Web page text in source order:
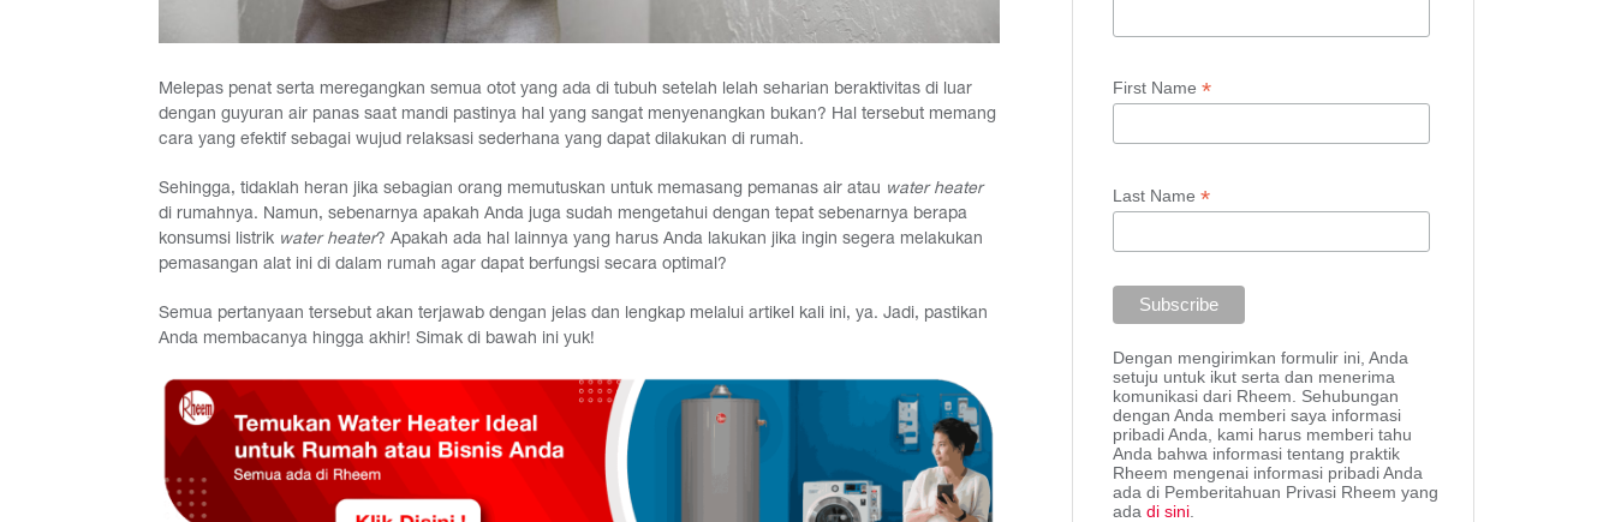
Melepas penat serta meregangkan semua otot yang ada di tubuh setelah lelah seharian beraktivitas di luar
dengan guyuran air panas saat mandi pastinya hal yang sangat menyenangkan bukan? Hal tersebut memang
cara yang efektif sebagai wujud relaksasi sederhana yang dapat dilakukan di rumah.
Sehingga, tidaklah heran jika sebagian orang memutuskan untuk memasang pemanas air atau water heater
di rumahnya. Namun, sebenarnya apakah Anda juga sudah mengetahui dengan tepat sebenarnya berapa
konsumsi listrik water heater? Apakah ada hal lainnya yang harus Anda lakukan jika ingin segera melakukan
pemasangan alat ini di dalam rumah agar dapat berfungsi secara optimal?
Semua pertanyaan tersebut akan terjawab dengan jelas dan lengkap melalui artikel kali ini, ya. Jadi, pastikan
Anda membacanya hingga akhir! Simak di bawah ini yuk!
First Name*
Last Name*
Dengan mengirimkan formulir ini, Anda
setuju untuk ikut serta dan menerima
komunikasi dari Rheem. Sehubungan
dengan Anda memberi saya informasi
pribadi Anda, kami harus memberi tahu
Anda bahwa informasi tentang praktik
Rheem mengenai informasi pribadi Anda
ada di Pemberitahuan Privasi Rheem yang
adadi sini